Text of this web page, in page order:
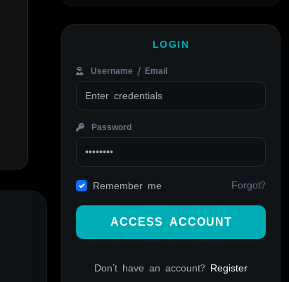
LOGIN
Username / Email
Password
Remember me Forgot?
ACCESS ACCOUNT
Don't have an account? Register